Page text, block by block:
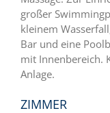
großer
kleinem
Bar und eine
mit Innenbereich.
Anlage.
ZIMMER